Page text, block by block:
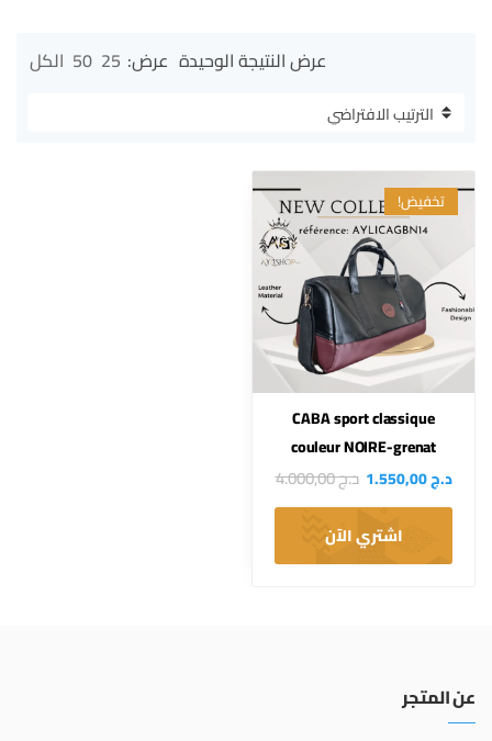
عرض النتيجة الوحيدة عرض: 25
50 الكل
تخفيض!
CABA sport classique
couleur NOIRE-grenat
د.ج1.550,00 د.ج4.000,00
اشتري الآن
عن المتجر